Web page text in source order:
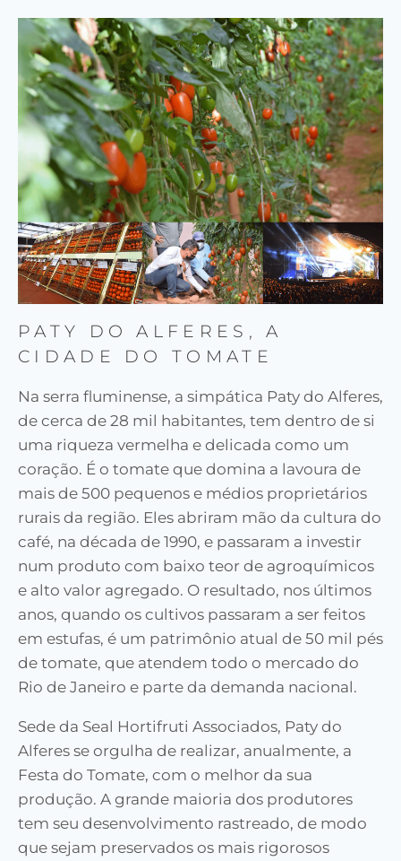
PATY DO ALFERES, A
CIDADE DO TOMATE
Na serra fluminense, a simpática Paty do Alferes,
de cerca de 28 mil habitantes, tem dentro de si
uma riqueza vermelha e delicada como um
coração. É o tomate que domina a lavoura de
mais de 500 pequenos e médios proprietários
rurais da região. Eles abriram mão da cultura do
café, na década de 1990, e passaram a investir
num produto com baixo teor de agroquímicos
e alto valor agregado. O resultado, nos últimos
anos, quando os cultivos passaram a ser feitos
em estufas, é um patrimônio atual de 50 mil pés
de tomate, que atendem todo o mercado do
Rio de Janeiro e parte da demanda nacional.
Sede da Seal Hortifruti Associados, Paty do
Alferes se orgulha de realizar, anualmente, a
Festa do Tomate, com o melhor da sua
produção. A grande maioria dos produtores
tem seu desenvolvimento rastreado, de modo
que sejam preservados os mais rigorosos